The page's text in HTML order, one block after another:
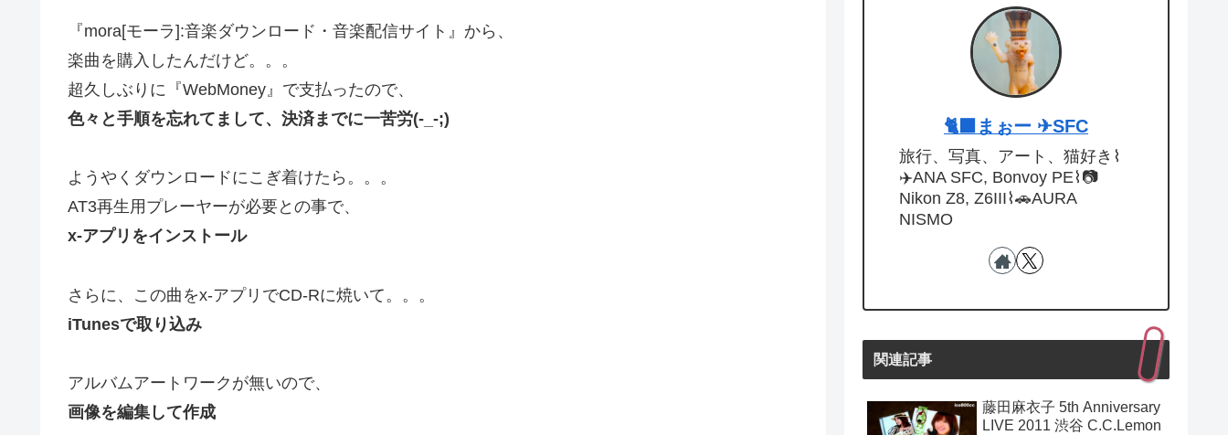
『mora[モーラ]:音楽ダウンロード・音楽配信サイト』から、
楽曲を購入したんだけど。。。
超久しぶりに『WebMoney』で支払ったので、
色々と手順を忘れてまして、決済までに一苦労(-_-;)
ようやくダウンロードにこぎ着けたら。。。
AT3再生用プレーヤーが必要との事で、
x-アプリをインストール
さらに、この曲をx-アプリでCD-Rに焼いて。。。
iTunesで取り込み
アルバムアートワークが無いので、
画像を編集して作成
🐈‍⬛まぉー ✈︎SFC
旅行、写真、アート、猫好き⌇
✈️ANA SFC, Bonvoy PE⌇📷
Nikon Z8, Z6III⌇🚗AURA
NISMO
関連記事
藤田麻衣子 5th Anniversary
LIVE 2011 渋谷 C.C.Lemon